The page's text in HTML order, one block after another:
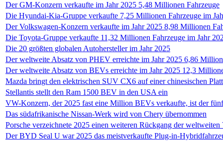
Der GM-Konzern verkaufte im Jahr 2025 5,48 Millionen Fahrzeuge
Die Hyundai-Kia-Gruppe verkaufte 7,25 Millionen Fahrzeuge im
Der Volkswagen-Konzern verkaufte im Jahr 2025 8,98 Millionen
Die Toyota-Gruppe verkaufte 11,32 Millionen Fahrzeuge im Jahr
Die 20 größten globalen Autohersteller im Jahr 2025
Der weltweite Absatz von PHEV erreichte im Jahr 2025 6,86
Der weltweite Absatz von BEVs erreichte im Jahr 2025 12,3
Mazda bringt den elektrischen SUV CX6 auf einer chinesischen
Stellantis stellt den Ram 1500 BEV in den USA ein
VW-Konzern, der 2025 fast eine Million BEVs verkaufte, ist der
Das südafrikanische Nissan-Werk wird von Chery übernommen
Porsche verzeichnete 2025 einen weiteren Rückgang der
Der BYD Seal U war 2025 das meistverkaufte Plug-in-